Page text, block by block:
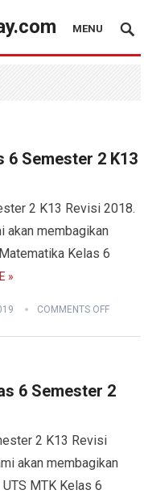
MENU
6 Semester 2 K13
2 K13 Revisi 2018.
akan membagikan
Kelas 6
»
COMMENTS OFF
6 Semester 2
2 K13 Revisi
akan membagikan
MTK Kelas 6